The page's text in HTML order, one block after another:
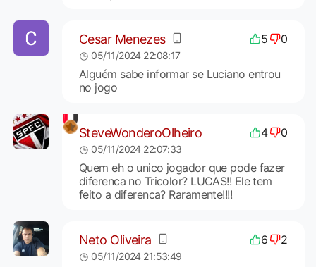
Cesar Menezes 5 0
05/11/2024 22:08:17
Alguém sabe informar se Luciano entrou
no jogo
SteveWonderoOlheiro 4 0
05/11/2024 22:07:33
Quem eh o unico jogador que pode fazer
diferenca no Tricolor? LUCAS!! Ele tem
feito a diferenca? Raramente!!!!
Neto Oliveira 6 2
05/11/2024 21:53:49